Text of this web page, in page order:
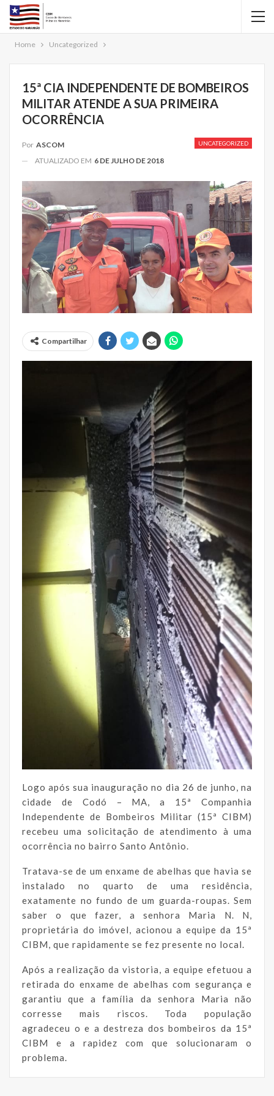
Home Uncategorized
15ª CIA INDEPENDENTE DE BOMBEIROS
MILITAR ATENDE A SUA PRIMEIRA
OCORRÊNCIA
UNCATEGORIZED
Por ASCOM
ATUALIZADO EM 6 DE JULHO DE 2018
Compartilhar
Logo após sua inauguração no dia 26 de junho, na
cidade de Codó – MA, a 15ª Companhia
Independente de Bombeiros Militar (15ª CIBM)
recebeu uma solicitação de atendimento à uma
ocorrência no bairro Santo Antônio.
Tratava-se de um enxame de abelhas que havia se
instalado no quarto de uma residência,
exatamente no fundo de um guarda-roupas. Sem
saber o que fazer, a senhora Maria N. N,
proprietária do imóvel, acionou a equipe da 15ª
CIBM, que rapidamente se fez presente no local.
Após a realização da vistoria, a equipe efetuou a
retirada do enxame de abelhas com segurança e
garantiu que a família da senhora Maria não
corresse mais riscos. Toda população
agradeceu o e a destreza dos bombeiros da 15ª
CIBM e a rapidez com que solucionaram o
problema.